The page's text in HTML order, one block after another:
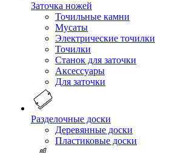
Заточка ножей
Точильные камни
Мусаты
Электрические точилки
Точилки
Станок для заточки
Аксессуары
Для заточки
Разделочные доски
Деревянные доски
Пластиковые доски